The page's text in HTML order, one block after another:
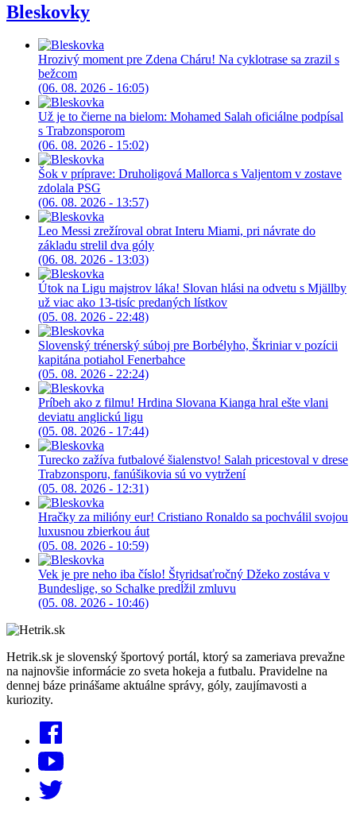
Bleskovky
Hrozivý moment pre Zdena Cháru! Na cyklotrase sa zrazil s
bežcom
(06. 08. 2026 - 16:05)
Už je to čierne na bielom: Mohamed Salah oficiálne podpísal
s Trabzonsporom
(06. 08. 2026 - 15:02)
Šok v príprave: Druholigová Mallorca s Valjentom v zostave
zdolala PSG
(06. 08. 2026 - 13:57)
Leo Messi zrežíroval obrat Interu Miami, pri návrate do
základu strelil dva góly
(06. 08. 2026 - 13:03)
Útok na Ligu majstrov láka! Slovan hlási na odvetu s Mjällby
už viac ako 13-tisíc predaných lístkov
(05. 08. 2026 - 22:48)
Slovenský trénerský súboj pre Borbélyho, Škriniar v pozícii
kapitána potiahol Fenerbahce
(05. 08. 2026 - 22:24)
Príbeh ako z filmu! Hrdina Slovana Kianga hral ešte vlani
deviatu anglickú ligu
(05. 08. 2026 - 17:44)
Turecko zažíva futbalové šialenstvo! Salah pricestoval v drese
Trabzonsporu, fanúšikovia sú vo vytržení
(05. 08. 2026 - 12:31)
Hračky za milióny eur! Cristiano Ronaldo sa pochválil svojou
luxusnou zbierkou áut
(05. 08. 2026 - 10:59)
Vek je pre neho iba číslo! Štyridsaťročný Džeko zostáva v
Bundeslige, so Schalke predĺžil zmluvu
(05. 08. 2026 - 10:46)
Hetrik.sk je slovenský športový portál, ktorý sa zameriava prevažne
na najnovšie informácie zo sveta hokeja a futbalu. Pravidelne na
dennej báze prinášame aktuálne správy, góly, zaujímavosti a
kuriozity.